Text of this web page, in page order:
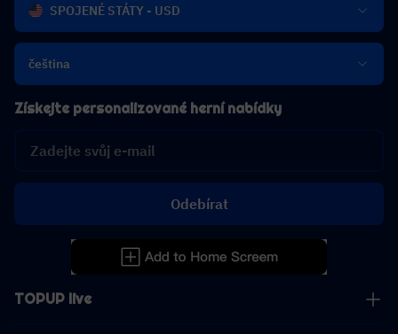
SPOJENÉ STÁTY - USD
čeština
TOPUP live
Získejte personalizované herní nabídky
Odebírat